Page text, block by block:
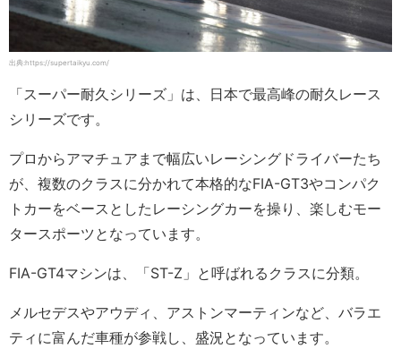
出典:https://supertaikyu.com/
「スーパー耐久シリーズ」は、日本で最高峰の耐久レース
シリーズです。
プロからアマチュアまで幅広いレーシングドライバーたち
が、複数のクラスに分かれて本格的なFIA-GT3やコンパク
トカーをベースとしたレーシングカーを操り、楽しむモー
タースポーツとなっています。
FIA-GT4マシンは、「ST-Z」と呼ばれるクラスに分類。
メルセデスやアウディ、アストンマーティンなど、バラエ
ティに富んだ車種が参戦し、盛況となっています。